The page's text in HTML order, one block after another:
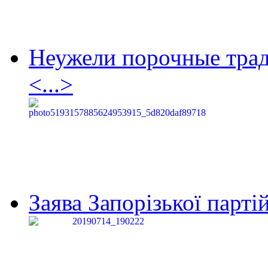
Неужели порочные
<...>
Заява Запорізької